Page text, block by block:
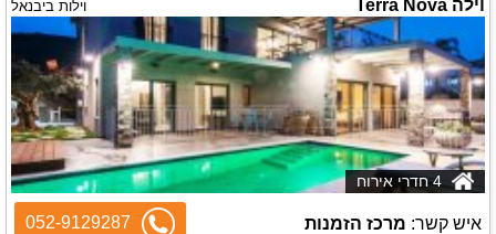
וילה Terra Nova וילות ביבנאל
איש קשר: מרכז הזמנות 052-9129287